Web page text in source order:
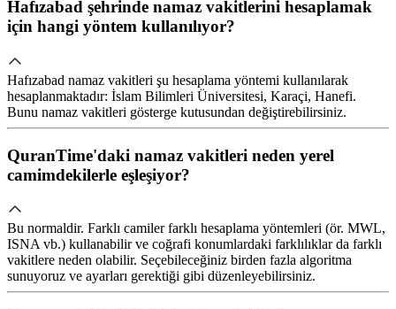
Hafızabad şehrinde namaz vakitlerini hesaplamak
için hangi yöntem kullanılıyor?
Hafızabad namaz vakitleri şu hesaplama yöntemi kullanılarak
hesaplanmaktadır: İslam Bilimleri Üniversitesi, Karaçi, Hanefi.
Bunu namaz vakitleri gösterge kutusundan değiştirebilirsiniz.
QuranTime'daki namaz vakitleri neden yerel
camimdekilerle eşleşiyor?
Bu normaldir. Farklı camiler farklı hesaplama yöntemleri (ör. MWL,
ISNA vb.) kullanabilir ve coğrafi konumlardaki farklılıklar da farklı
vakitlere neden olabilir. Seçebileceğiniz birden fazla algoritma
sunuyoruz ve ayarları gerektiği gibi düzenleyebilirsiniz.